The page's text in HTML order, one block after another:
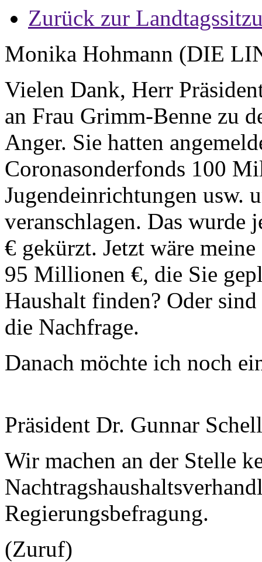
Zurück zur
Monika Hohmann (DIE
Vielen Dank, Herr
an Frau Grimm-Benne zu
Anger. Sie hatten
Coronasonderfonds 100
Jugendeinrichtungen usw.
veranschlagen. Das
€ gekürzt. Jetzt wäre
95 Millionen €, die Sie
Haushalt finden? Oder
die Nachfrage.
Danach möchte ich noch
Präsident Dr. Gunnar
Wir machen an der Stelle
Regierungsbefragung.
(Zuruf)